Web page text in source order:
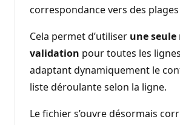
correspondance vers des
Cela permet d’utiliser une seule
validation pour toutes les
adaptant dynamiquement le
liste déroulante selon la ligne.
Le fichier s’ouvre désormais